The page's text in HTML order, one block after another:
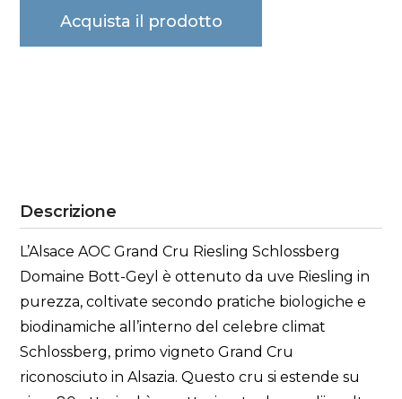
Acquista il prodotto
Descrizione
L’Alsace AOC Grand Cru Riesling Schlossberg
Domaine Bott-Geyl è ottenuto da uve Riesling in
purezza, coltivate secondo pratiche biologiche e
biodinamiche all’interno del celebre climat
Schlossberg, primo vigneto Grand Cru
riconosciuto in Alsazia. Questo cru si estende su